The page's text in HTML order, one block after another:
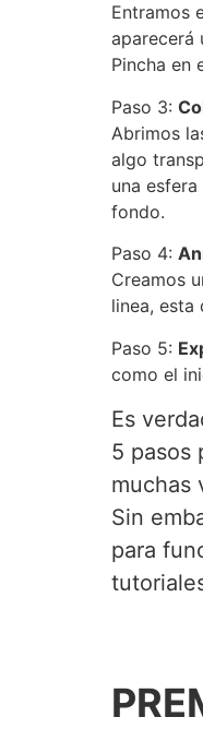
Entramos
aparecerá
Pincha en
Paso 3:
Abrimos
algo
una
fondo.
Paso 4:
Creamos
linea, esta
Paso 5:
como el
Es
5 pasos
muchas
Sin
para